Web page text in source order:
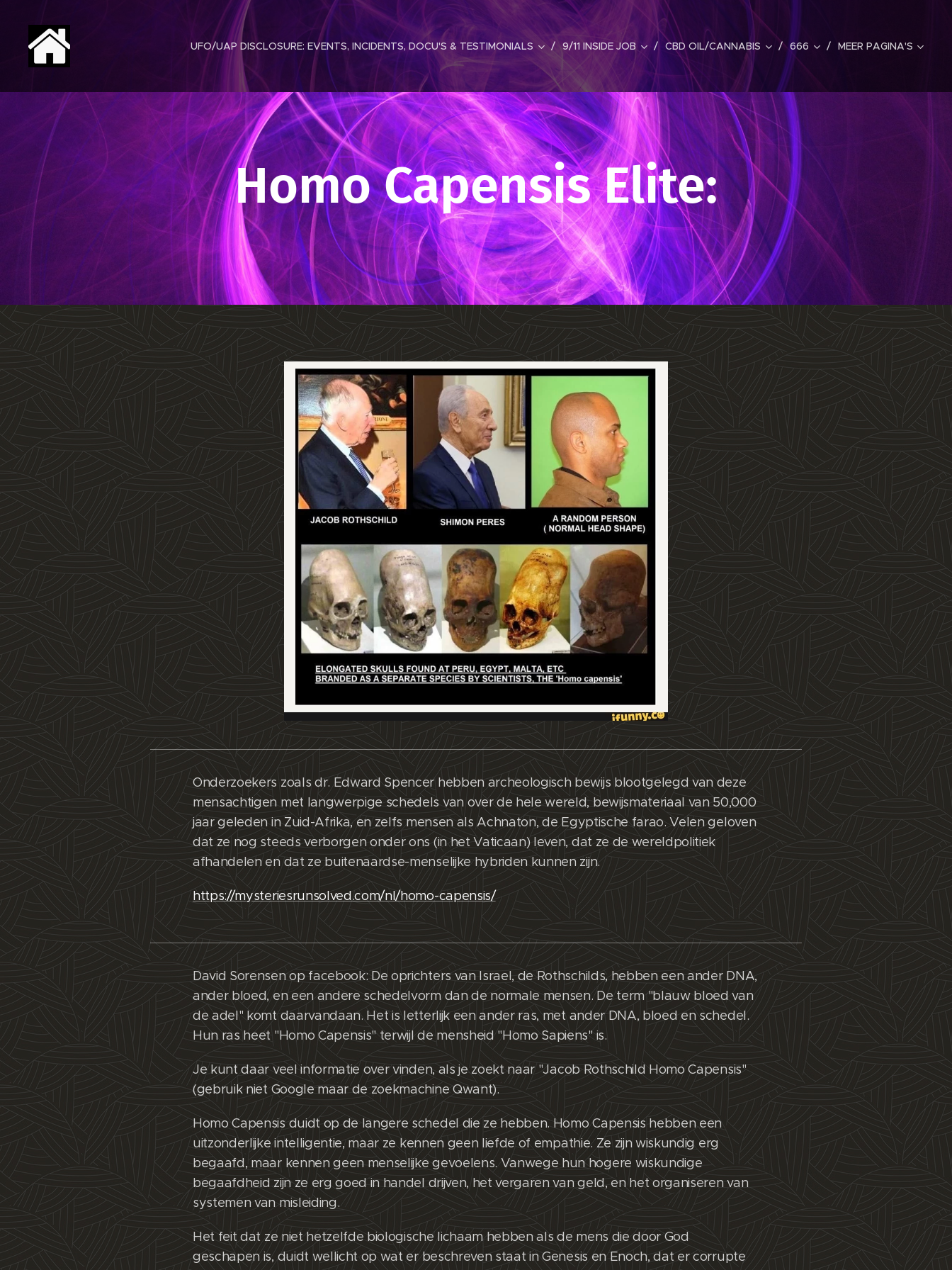
UFO/UAP DISCLOSURE: EVENTS, INCIDENTS, DOCU'S & TESTIMONIALS 9/11 INSIDE JOB CBD OIL/CANNABIS 666 MEER PAGINA'S
Homo Capensis Elite:
Onderzoekers zoals dr. Edward Spencer hebben archeologisch bewijs blootgelegd van deze
mensachtigen met langwerpige schedels van over de hele wereld, bewijsmateriaal van 50,000
jaar geleden in Zuid-Afrika, en zelfs mensen als Achnaton, de Egyptische farao. Velen geloven
dat ze nog steeds verborgen onder ons (in het Vaticaan) leven, dat ze de wereldpolitiek
afhandelen en dat ze buitenaardse-menselijke hybriden kunnen zijn.
https://mysteriesrunsolved.com/nl/homo-capensis/
David Sorensen op facebook: De oprichters van Israel, de Rothschilds, hebben een ander DNA,
ander bloed, en een andere schedelvorm dan de normale mensen. De term "blauw bloed van
de adel" komt daarvandaan. Het is letterlijk een ander ras, met ander DNA, bloed en schedel.
Hun ras heet "Homo Capensis" terwijl de mensheid "Homo Sapiens" is.
Je kunt daar veel informatie over vinden, als je zoekt naar "Jacob Rothschild Homo Capensis"
(gebruik niet Google maar de zoekmachine Qwant).
Homo Capensis duidt op de langere schedel die ze hebben. Homo Capensis hebben een
uitzonderlijke intelligentie, maar ze kennen geen liefde of empathie. Ze zijn wiskundig erg
begaafd, maar kennen geen menselijke gevoelens. Vanwege hun hogere wiskundige
begaafdheid zijn ze erg goed in handel drijven, het vergaren van geld, en het organiseren van
systemen van misleiding.
Het feit dat ze niet hetzelfde biologische lichaam hebben als de mens die door God
geschapen is, duidt wellicht op wat er beschreven staat in Genesis en Enoch, dat er corrupte